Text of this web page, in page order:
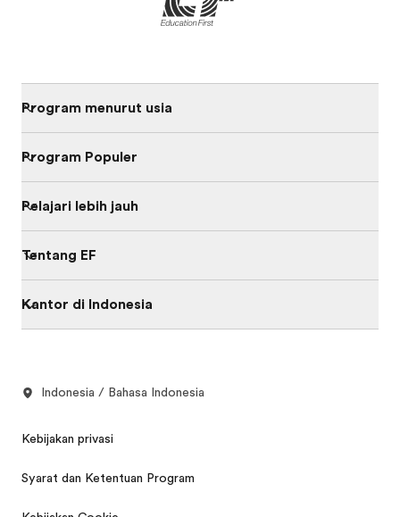
Program menurut usia
Program Populer
Pelajari lebih jauh
Tentang EF
Kantor di Indonesia
Indonesia / Bahasa Indonesia
Kebijakan privasi
Syarat dan Ketentuan Program